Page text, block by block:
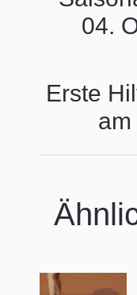
04.
Erste
am